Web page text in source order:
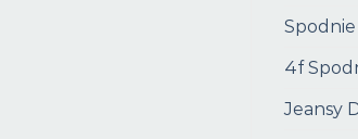
4f
Jeansy